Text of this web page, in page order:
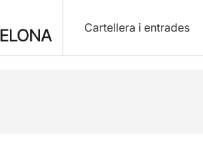
Cartellera i entrades